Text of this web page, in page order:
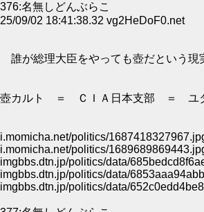
376:名無しどんぶらこ
25/09/02 18:41:38.32 vg2HeDoF0.net
誰が総理大臣をやっても壺だという
壺カルト ＝ ＣＩＡ日本支部 ＝ ユ
i.momicha.net/politics/
i.momicha.net/politics/
imgbbs.dtn.jp/politics/data/
imgbbs.dtn.jp/politics/data/
imgbbs.dtn.jp/politics/data/